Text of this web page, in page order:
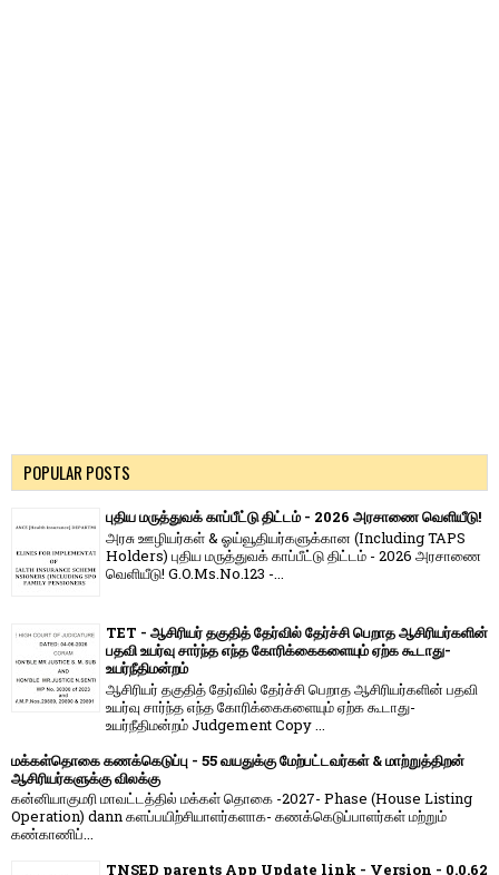
POPULAR POSTS
புதிய மருத்துவக் காப்பீட்டு திட்டம் - 2026 அரசாணை வெளியீடு!
அரசு ஊழியர்கள் & ஓய்வூதியர்களுக்கான (Including TAPS
Holders) புதிய மருத்துவக் காப்பீட்டு திட்டம் - 2026 அரசாணை
வெளியீடு! G.O.Ms.No.123 -...
TET - ஆசிரியர் தகுதித் தேர்வில் தேர்ச்சி பெறாத ஆசிரியர்களின்
பதவி உயர்வு சார்ந்த எந்த கோரிக்கைகளையும் ஏற்க கூடாது-
உயர்நீதிமன்றம்
ஆசிரியர் தகுதித் தேர்வில் தேர்ச்சி பெறாத ஆசிரியர்களின் பதவி
உயர்வு சார்ந்த எந்த கோரிக்கைகளையும் ஏற்க கூடாது-
உயர்நீதிமன்றம் Judgement Copy ...
மக்கள்தொகை கணக்கெடுப்பு - 55 வயதுக்கு மேற்பட்டவர்கள் & மாற்றுத்திறன்
ஆசிரியர்களுக்கு விலக்கு
கன்னியாகுமரி மாவட்டத்தில் மக்கள் தொகை -2027- Phase (House Listing
Operation) dann களப்பயிற்சியாளர்களாக- கணக்கெடுப்பாளர்கள் மற்றும்
கண்காணிப்...
TNSED parents App Update link - Version - 0.0.62